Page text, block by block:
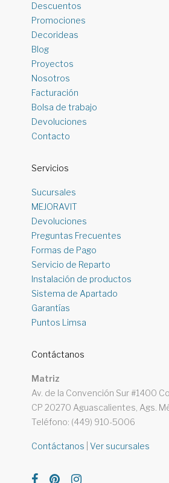
Descuentos
Promociones
Decorideas
Blog
Proyectos
Nosotros
Facturación
Bolsa de trabajo
Devoluciones
Contacto
Servicios
Sucursales
MEJORAVIT
Devoluciones
Preguntas Frecuentes
Formas de Pago
Servicio de Reparto
Instalación de productos
Sistema de Apartado
Garantías
Puntos Limsa
Contáctanos
Matriz
Av. de la Convención Sur #1400
CP 20270 Aguascalientes, Ags.
Teléfono: (449) 910-5006
Contáctanos |Ver sucursales